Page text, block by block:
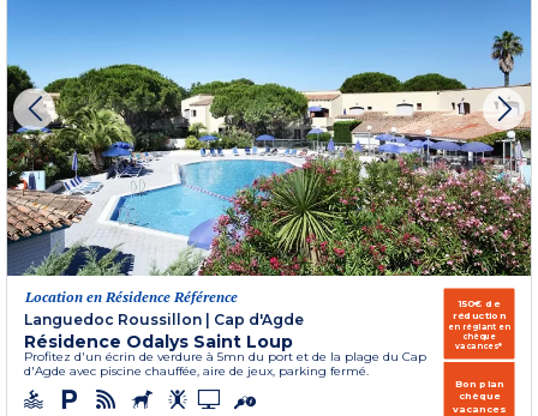
Location en Résidence Référence
Languedoc Roussillon | Cap d'Agde
Résidence Odalys Saint Loup
Profitez d'un écrin de verdure à 5mn du port et de la plage du Cap
d'Agde avec piscine chauffée, aire de jeux, parking fermé.
150€ de
réduction
en réglant en
chèque
vacances*
Bon plan
chèque
vacances